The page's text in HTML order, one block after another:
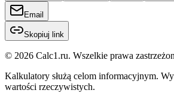
Email
Skopiuj link
© 2026 Calc1.ru. Wszelkie prawa
Kalkulatory służą celom informacyjnym.
wartości rzeczywistych.